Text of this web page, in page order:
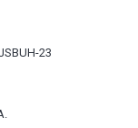
23